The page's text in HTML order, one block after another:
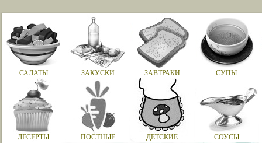
САЛАТЫ ЗАКУСКИ ЗАВТРАКИ СУПЫ
ДЕСЕРТЫ ПОСТНЫЕ ДЕТСКИЕ СОУСЫ